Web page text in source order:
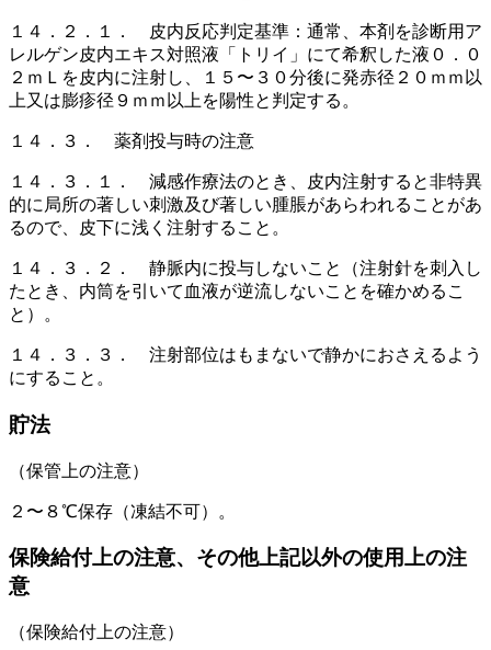
１４．２．１． 皮内反応判定基準：通常、本剤を診断用ア
レルゲン皮内エキス対照液「トリイ」にて希釈した液０．０
２ｍＬを皮内に注射し、１５〜３０分後に発赤径２０ｍｍ以
上又は膨疹径９ｍｍ以上を陽性と判定する。
１４．３． 薬剤投与時の注意
１４．３．１． 減感作療法のとき、皮内注射すると非特異
的に局所の著しい刺激及び著しい腫脹があらわれることがあ
るので、皮下に浅く注射すること。
１４．３．２． 静脈内に投与しないこと（注射針を刺入し
たとき、内筒を引いて血液が逆流しないことを確かめるこ
と）。
１４．３．３． 注射部位はもまないで静かにおさえるよう
にすること。
貯法
（保管上の注意）
２〜８℃保存（凍結不可）。
保険給付上の注意、その他上記以外の使用上の注
意
（保険給付上の注意）